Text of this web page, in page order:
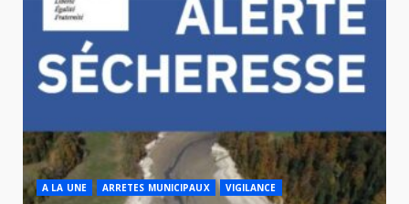
A LA UNE ARRETES MUNICIPAUX VIGILANCE